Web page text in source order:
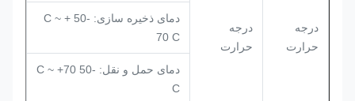
درجه
حرارت
درجه
حرارت
دمای ذخیره سازی: -50 C ~ +
70 C
دمای حمل و نقل: -50 C ~ +70
C